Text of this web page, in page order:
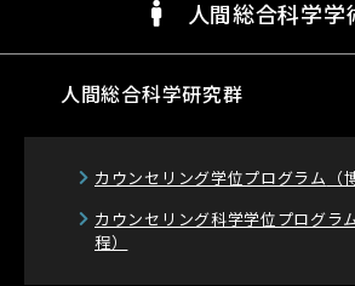
人間総合科学学
人間総合科学研究群
カウンセリング学位プログラム （
カウンセリング科学学位プログラ
程）